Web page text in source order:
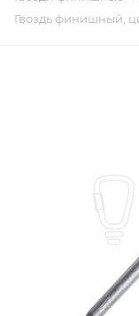
Гвоздь финишный,